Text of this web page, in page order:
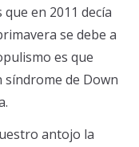
en 2011 decía
se debe a
es que
síndrome de Down
antojo la